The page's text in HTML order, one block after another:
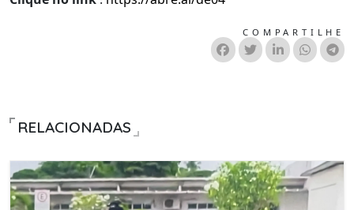
COMPARTILHE
RELACIONADAS